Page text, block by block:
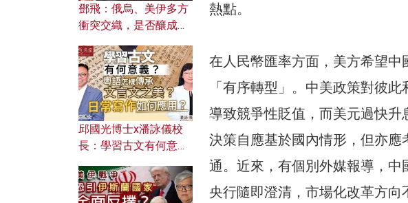
熱點。
在人民幣匯率方面，美方希望中
「有序轉型」。中美政策對彼
導致競爭性貶值，而美元過快
決策自應基於國內情形，但亦
通。近來，有個別外媒報導，中
央行隨即澄清，市場化改革方
鄧飛：俄烏、美伊多方
衝突交織，是否釀成世
風險攻擊美軍，背後有
何盤算？
邱國光博士x潘詠儀校
長：學習古文有何意
文之美？ 日常寫作如何
應用？